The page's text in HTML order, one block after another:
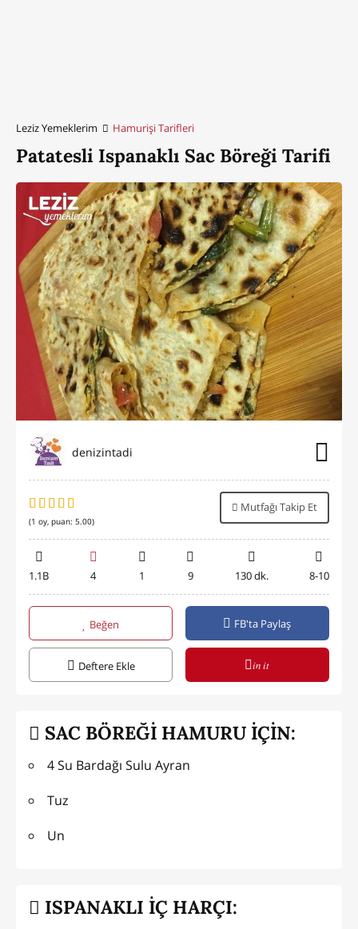
Leziz Yemeklerim Hamurişi Tarifleri
Patatesli Ispanaklı Sac Böreği Tarifi
denizintadi
(1 oy, puan: 5.00)
Mutfağı Takip Et
1.1B 4 1 9 130 dk. 8-10
Beğen FB'ta Paylaş
Deftere Ekle in it
SAC BÖREĞİ HAMURU İÇİN:
4 Su Bardağı Sulu Ayran
Tuz
Un
ISPANAKLI İÇ HARÇI: